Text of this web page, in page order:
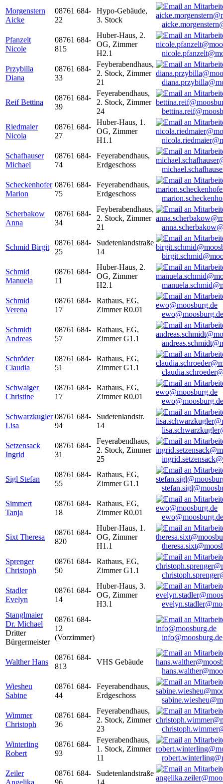
Morgenstern
Aicke
08761 684-
22
Hypo-Gebäude,
3. Stock
Pfanzelt
Nicole
08761 684-
815
Huber-Haus, 2.
OG, Zimmer
H2.1
Przybilla
Diana
08761 684-
33
Feyberabendhaus,
2. Stock, Zimmer
21
Reif Bettina
08761 684-
39
Feyerabendhaus,
2. Stock, Zimmer
24
Riedmaier
Nicola
08761 684-
27
Huber-Haus, 1.
OG, Zimmer
H1.1
Schafhauser
Michael
08761 684-
74
Feyerabendhaus,
Erdgeschoss
Scheckenhofer
Marion
08761 684-
75
Feyerabendhaus,
Erdgeschoss
Scherbakow
Anna
08761 684-
34
Feyberabendhaus,
2. Stock, Zimmer
21
Schmid Birgit
08761 684-
25
Sudetenlandstraße
14
Schmid
Manuela
08761 684-
11
Huber-Haus, 2.
OG, Zimmer
H2.1
Schmid
Verena
08761 684-
17
Rathaus, EG,
Zimmer R0.01
ewo@moosburg.de
Schmidt
Andreas
08761 684-
57
Rathaus, EG,
Zimmer G1.1
Schröder
Claudia
08761 684-
51
Rathaus, EG,
Zimmer G1.1
Schwaiger
Christine
08761 684-
17
Rathaus, EG,
Zimmer R0.01
ewo@moosburg.de
Schwarzkugler
Lisa
08761 684-
94
Sudetenlandstr.
14
Setzensack
Ingrid
08761 684-
31
Feyerabendhaus,
2. Stock, Zimmer
25
Sigl Stefan
08761 684-
55
Rathaus, EG,
Zimmer G1.1
Simmert
Tanja
08761 684-
18
Rathaus, EG,
Zimmer R0.01
ewo@moosburg.de
Sixt Theresa
08761 684-
820
Huber-Haus, 1.
OG, Zimmer
H1.1
Sprenger
Christoph
08761 684-
50
Rathaus, EG,
Zimmer G1.1
Stadler
Evelyn
08761 684-
14
Huber-Haus, 3.
OG, Zimmer
H3.1
Stanglmaier
Dr. Michael
Dritter
Bürgermeister
08761 684-
12
(Vorzimmer)
info@moosburg.de
Walther Hans
08761 684-
813
VHS Gebäude
Wiesheu
Sabine
08761 684-
44
Feyerabendhaus,
Erdgeschoss
Wimmer
Christoph
08761 684-
36
Feyerabendhaus,
2. Stock, Zimmer
23
Winterling
Robert
08761 684-
93
Feyerabendhaus,
1. Stock, Zimmer
11
Zeiler
Angelika
08761 684-
96
Sudetenlandstraße
14